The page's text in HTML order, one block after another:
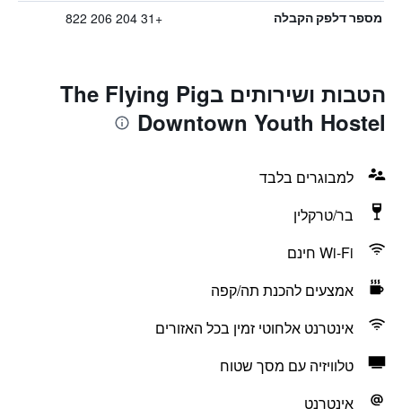
מספר דלפק הקבלה +31 204 206 822
הטבות ושירותים בThe Flying Pig
Downtown Youth Hostel
למבוגרים בלבד
בר/טרקלין
Wi-Fi חינם
אמצעים להכנת תה/קפה
אינטרנט אלחוטי זמין בכל האזורים
טלוויזיה עם מסך שטוח
אינטרנט